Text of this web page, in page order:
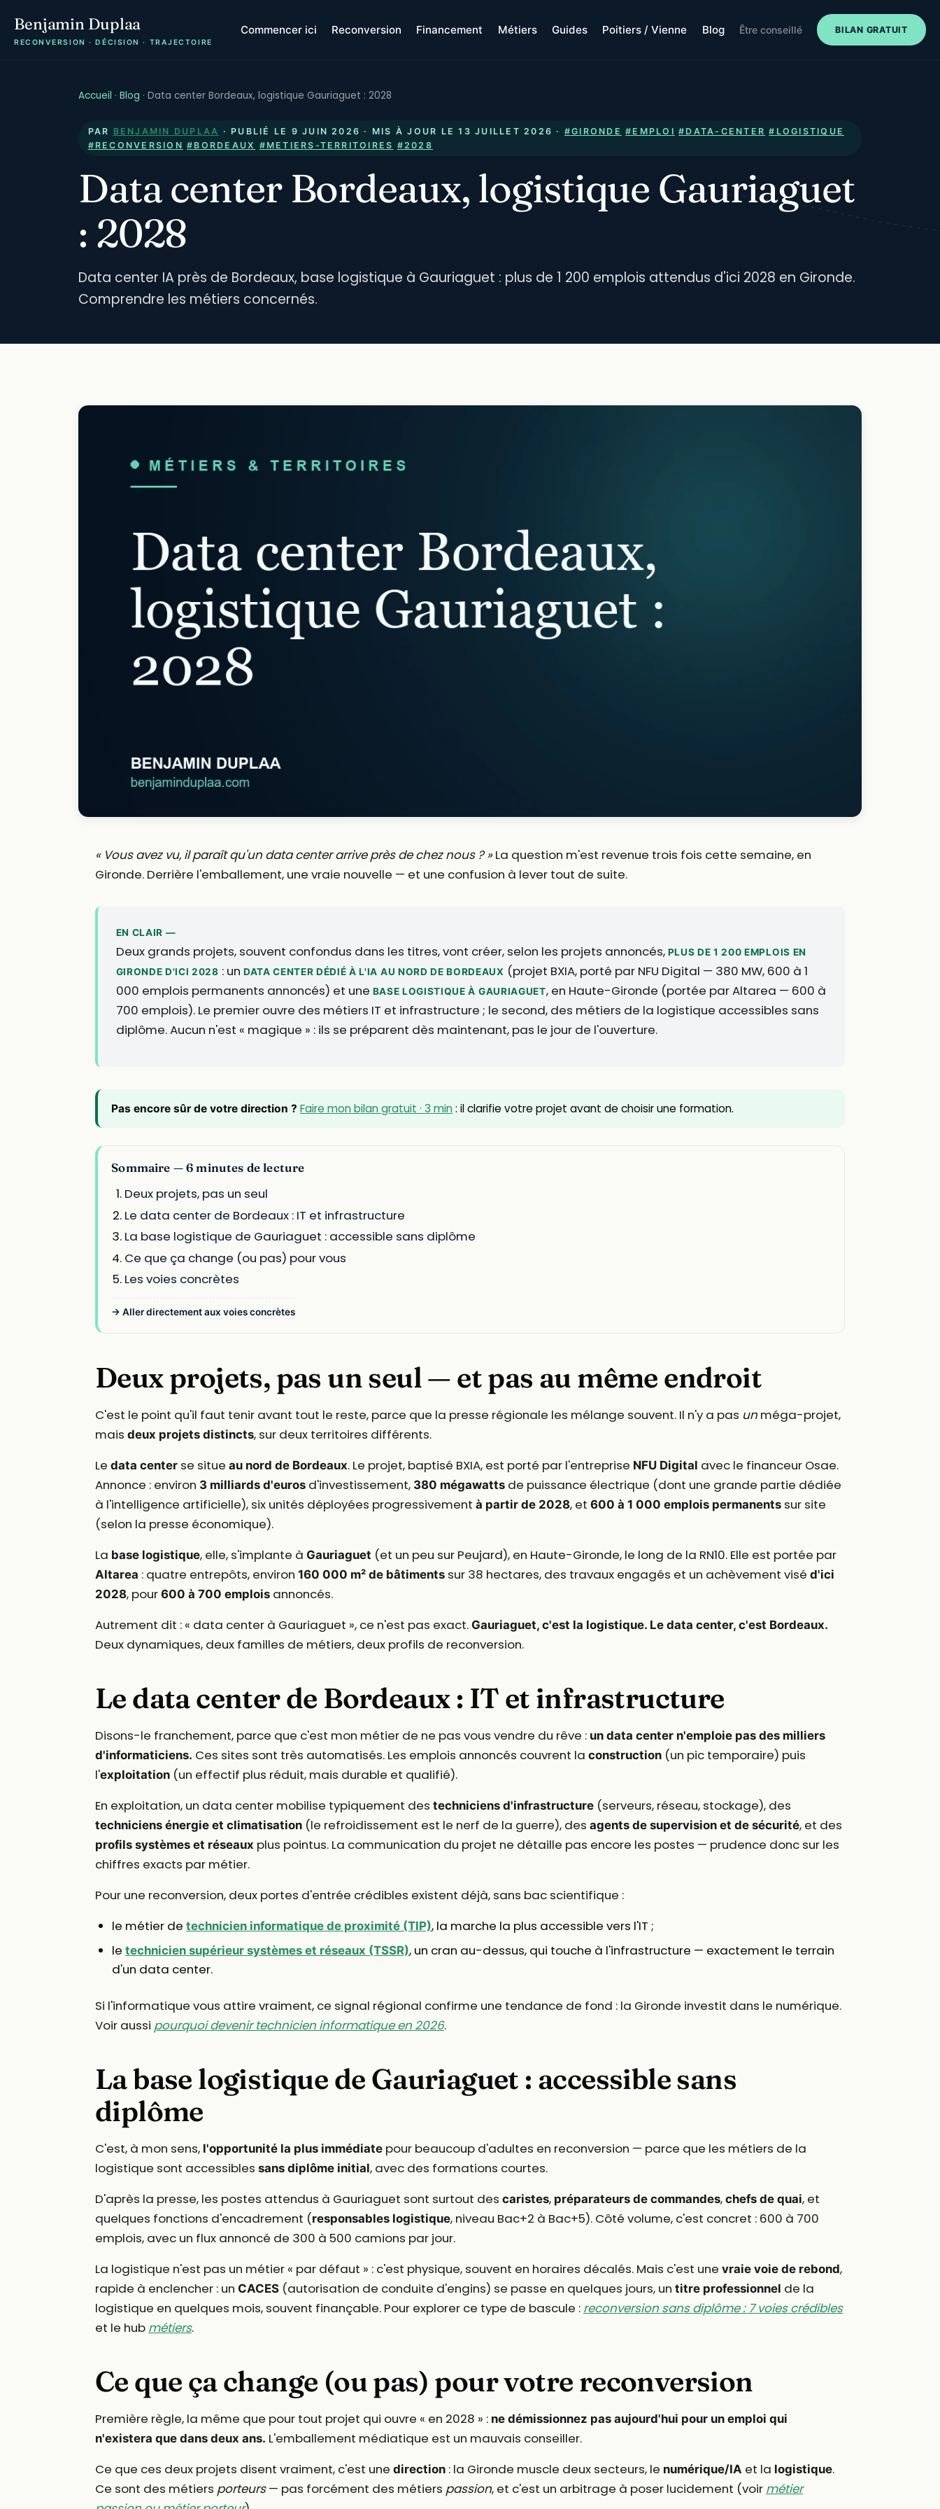
Benjamin Duplaa
RECONVERSION · DÉCISION · TRAJECTOIRE
Commencer ici Reconversion Financement Métiers Guides Poitiers / Vienne Blog Être conseillé BILAN GRATUIT
Accueil · Blog · Data center Bordeaux, logistique Gauriaguet : 2028
PAR BENJAMIN DUPLAA · PUBLIÉ LE 9 JUIN 2026 · MIS À JOUR LE13 JUILLET 2026 · #GIRONDE #EMPLOI #DATA-CENTER #LOGISTIQUE
#RECONVERSION #BORDEAUX #METIERS-TERRITOIRES #2028
Data center Bordeaux, logistique Gauriaguet
: 2028
Data center IA près de Bordeaux, base logistique à Gauriaguet : plus de 1 200 emplois attendus d'ici 2028 en Gironde.
Comprendre les métiers concernés.
« Vous avez vu, il paraît qu'un data center arrive près de chez nous ? » La question m'est revenue trois fois cette semaine, en
Gironde. Derrière l'emballement, une vraie nouvelle — et une confusion à lever tout de suite.
EN CLAIR —
Deux grands projets, souvent confondus dans les titres, vont créer, selon les projets annoncés, PLUS DE 1 200 EMPLOIS EN
GIRONDE D'ICI 2028 : un DATA CENTER DÉDIÉ À L'IA AU NORD DE BORDEAUX (projet BXIA, porté par NFU Digital — 380 MW, 600 à 1
000 emplois permanents annoncés) et une BASE LOGISTIQUE À GAURIAGUET, en Haute-Gironde (portée par Altarea — 600 à
700 emplois). Le premier ouvre des métiers IT et infrastructure ; le second, des métiers de la logistique accessibles sans
diplôme. Aucun n'est « magique » : ils se préparent dès maintenant, pas le jour de l'ouverture.
Pas encore sûr de votre direction ? Faire mon bilan gratuit · 3 min: il clarifie votre projet avant de choisir une formation.
Sommaire — 6 minutes de lecture
Deux projets, pas un seul
Le data center de Bordeaux : IT et infrastructure
La base logistique de Gauriaguet : accessible sans diplôme
Ce que ça change (ou pas) pour vous
Les voies concrètes
→ Aller directement aux voies concrètes
Deux projets, pas un seul — et pas au même endroit
C'est le point qu'il faut tenir avant tout le reste, parce que la presse régionale les mélange souvent. Il n'y a pas un méga-projet,
mais deux projets distincts, sur deux territoires différents.
Le data center se situe au nord de Bordeaux. Le projet, baptisé BXIA, est porté par l'entreprise NFU Digital avec le financeur Osae.
Annonce : environ 3 milliards d'euros d'investissement, 380 mégawatts de puissance électrique (dont une grande partie dédiée
à l'intelligence artificielle), six unités déployées progressivement à partir de 2028, et 600 à 1 000 emplois permanents sur site
(selon la presse économique).
La base logistique, elle, s'implante à Gauriaguet (et un peu sur Peujard), en Haute-Gironde, le long de la RN10. Elle est portée par
Altarea : quatre entrepôts, environ 160 000 m² de bâtiments sur 38 hectares, des travaux engagés et un achèvement visé d'ici
2028, pour 600 à 700 emplois annoncés.
Autrement dit : « data center à Gauriaguet », ce n'est pas exact. Gauriaguet, c'est la logistique. Le data center, c'est Bordeaux.
Deux dynamiques, deux familles de métiers, deux profils de reconversion.
Le data center de Bordeaux : IT et infrastructure
Disons-le franchement, parce que c'est mon métier de ne pas vous vendre du rêve : un data center n'emploie pas des milliers
d'informaticiens. Ces sites sont très automatisés. Les emplois annoncés couvrent la construction (un pic temporaire) puis
l'exploitation (un effectif plus réduit, mais durable et qualifié).
En exploitation, un data center mobilise typiquement des techniciens d'infrastructure (serveurs, réseau, stockage), des
techniciens énergie et climatisation (le refroidissement est le nerf de la guerre), des agents de supervision et de sécurité, et des
profils systèmes et réseaux plus pointus. La communication du projet ne détaille pas encore les postes — prudence donc sur les
chiffres exacts par métier.
Pour une reconversion, deux portes d'entrée crédibles existent déjà, sans bac scientifique :
le métier de technicien informatique de proximité (TIP), la marche la plus accessible vers l'IT ;
le technicien supérieur systèmes et réseaux (TSSR), un cran au-dessus, qui touche à l'infrastructure — exactement le terrain
d'un data center.
Si l'informatique vous attire vraiment, ce signal régional confirme une tendance de fond : la Gironde investit dans le numérique.
Voir aussi pourquoi devenir technicien informatique en 2026.
La base logistique de Gauriaguet : accessible sans
diplôme
C'est, à mon sens, l'opportunité la plus immédiate pour beaucoup d'adultes en reconversion — parce que les métiers de la
logistique sont accessibles sans diplôme initial, avec des formations courtes.
D'après la presse, les postes attendus à Gauriaguet sont surtout des caristes, préparateurs de commandes, chefs de quai, et
quelques fonctions d'encadrement (responsables logistique, niveau Bac+2 à Bac+5). Côté volume, c'est concret : 600 à 700
emplois, avec un flux annoncé de 300 à 500 camions par jour.
La logistique n'est pas un métier « par défaut » : c'est physique, souvent en horaires décalés. Mais c'est une vraie voie de rebond,
rapide à enclencher : un CACES (autorisation de conduite d'engins) se passe en quelques jours, un titre professionnel de la
logistique en quelques mois, souvent finançable. Pour explorer ce type de bascule : reconversion sans diplôme : 7 voies crédibles
et le hub métiers.
Ce que ça change (ou pas) pour votre reconversion
Première règle, la même que pour tout projet qui ouvre « en 2028 » : ne démissionnez pas aujourd'hui pour un emploi qui
n'existera que dans deux ans. L'emballement médiatique est un mauvais conseiller.
Ce que ces deux projets disent vraiment, c'est une direction : la Gironde muscle deux secteurs, le numérique/IA et la logistique.
Ce sont des métiers porteurs— pas forcément des métiers passion, et c'est un arbitrage à poser lucidement (voir métier